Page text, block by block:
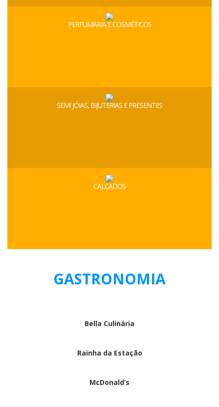
PERFUMARIA E COSMÉTICOS
SEMI JÓIAS, BIJUTERIAS E PRESENTES
CALÇADOS
GASTRONOMIA
Bella Culinária
Rainha da Estação
McDonald’s